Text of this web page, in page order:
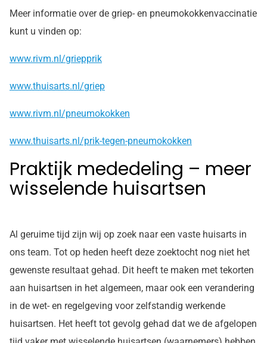
Meer informatie over de griep- en pneumokokkenvaccinatie
kunt u vinden op:
www.rivm.nl/griepprik
www.thuisarts.nl/griep
www.rivm.nl/pneumokokken
www.thuisarts.nl/prik-tegen-pneumokokken
Praktijk mededeling – meer
wisselende huisartsen
Al geruime tijd zijn wij op zoek naar een vaste huisarts in
ons team. Tot op heden heeft deze zoektocht nog niet het
gewenste resultaat gehad. Dit heeft te maken met tekorten
aan huisartsen in het algemeen, maar ook een verandering
in de wet- en regelgeving voor zelfstandig werkende
huisartsen. Het heeft tot gevolg gehad dat we de afgelopen